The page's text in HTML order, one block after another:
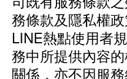
務條款及隱私權
LINE熱點使用者
務中所提供內容
關係，亦不因服務